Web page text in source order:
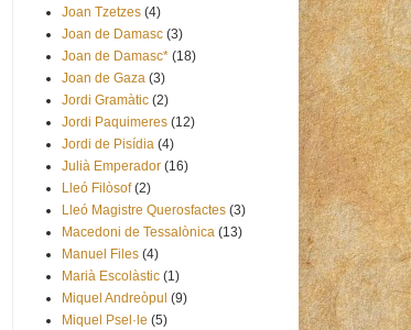
Joan Tzetzes (4)
Joan de Damasc (3)
Joan de Damasc* (18)
Joan de Gaza (3)
Jordi Gramàtic (2)
Jordi Paquimeres (12)
Jordi de Pisídia (4)
Julià Emperador (16)
Lleó Filòsof (2)
Lleó Magistre Querosfactes (3)
Macedoni de Tessalònica (13)
Manuel Files (4)
Marià Escolàstic (1)
Miquel Andreòpul (9)
Miquel Psel·le (5)